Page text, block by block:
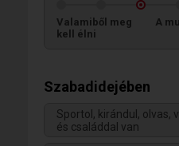
Valamiből meg
kell élni
A
Szabadidejében
Sportol, kirándul, olvas,
és családdal van